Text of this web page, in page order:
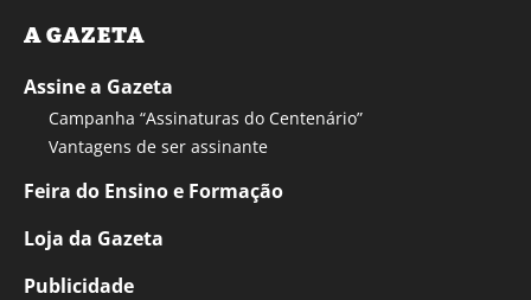
A GAZETA
Assine a Gazeta
Campanha “Assinaturas do Centenário”
Vantagens de ser assinante
Feira do Ensino e Formação
Loja da Gazeta
Publicidade